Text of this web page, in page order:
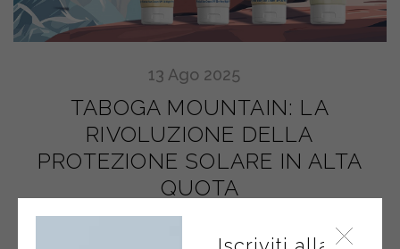
13 Ago 2025
TABOGA MOUNTAIN: LA
RIVOLUZIONE DELLA
PROTEZIONE SOLARE IN ALTA
QUOTA